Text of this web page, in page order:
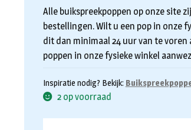
Alle buikspreekpoppen op onze site
bestellingen. Wilt u een pop in onze
dit dan minimaal 24 uur van te
poppen in onze fysieke winkel
Inspiratie nodig? Bekijk:
2 op voorraad